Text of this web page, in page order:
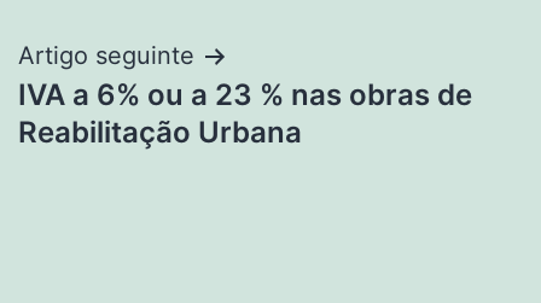
Artigo seguinte
IVA a 6% ou a 23 % nas obras de
Reabilitação Urbana